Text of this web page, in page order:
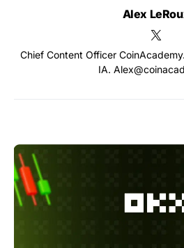
Alex
Chief Content Officer
IA.